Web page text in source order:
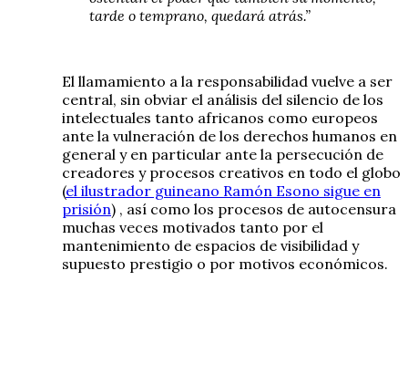
tarde o temprano, quedará atrás.”
El llamamiento a la responsabilidad vuelve a ser
central, sin obviar el análisis del silencio de los
intelectuales tanto africanos como europeos
ante la vulneración de los derechos humanos en
general y en particular ante la persecución de
creadores y procesos creativos en todo el globo
(el ilustrador guineano Ramón Esono sigue en
prisión) , así como los procesos de autocensura
muchas veces motivados tanto por el
mantenimiento de espacios de visibilidad y
supuesto prestigio o por motivos económicos.